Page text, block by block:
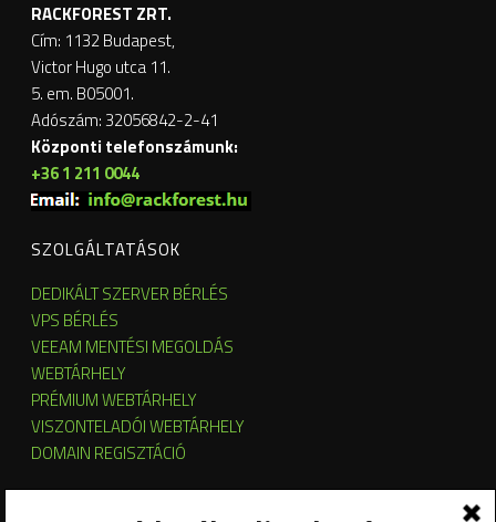
RACKFOREST ZRT.
Cím: 1132 Budapest,
Victor Hugo utca 11.
5. em. B05001.
Adószám: 32056842-2-41
Központi telefonszámunk:
+36 1 211 0044
SZOLGÁLTATÁSOK
DEDIKÁLT SZERVER BÉRLÉS
VPS BÉRLÉS
VEEAM MENTÉSI MEGOLDÁS
WEBTÁRHELY
PRÉMIUM WEBTÁRHELY
VISZONTELADÓI WEBTÁRHELY
DOMAIN REGISZTÁCIÓ